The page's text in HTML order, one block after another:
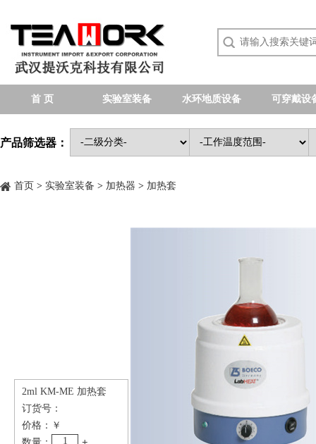
首 页 实验室装备 水环地质设备 可穿戴设
产品筛选器：
首页 > 实验室装备 > 加热器 > 加热套
2ml KM-ME 加热套
订货号：
价格： ￥
1